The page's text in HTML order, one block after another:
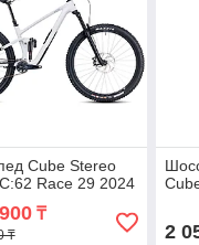
Cube Stereo
Race 29 2024
₸
₸ 2